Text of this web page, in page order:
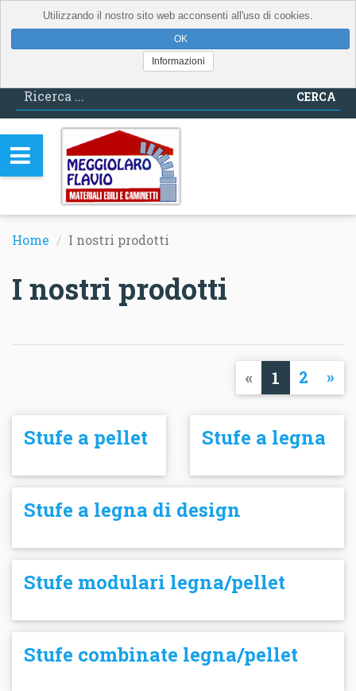
CERCA
Home I nostri prodotti
I nostri prodotti
« 1 2 »
Stufe a pellet Stufe a legna
Stufe a legna di design
Stufe modulari legna/pellet
Stufe combinate legna/pellet
Utilizzando il nostro sito web acconsenti all'uso di cookies.
Informazioni